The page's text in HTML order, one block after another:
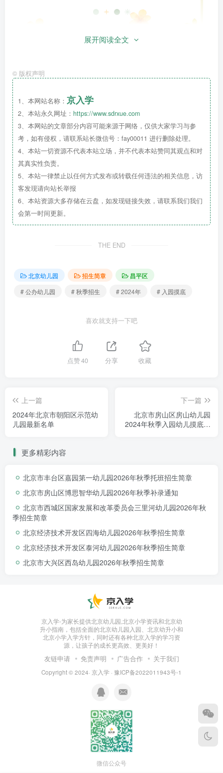
楼道环境
展开阅读全文
© 版权声明
1、本网站名称： 京入学
2、本站永久网址： https://www.sdrxue.com
3、本网站的文章部分内容可能来源于网络，仅供大家学习与参
考，如有侵权，请联系站长微信号：fay00011 进行删除处理。
4、本站一切资源不代表本站立场，并不代表本站赞同其观点和对
其真实性负责。
5、本站一律禁止以任何方式发布或转载任何违法的相关信息，访
客发现请向站长举报
6、本站资源大多存储在云盘，如发现链接失效，请联系我们我们
会第一时间更新。
THE END
北京幼儿园 招生简章
昌平区
# 公办幼儿园
# 秋季招生 # 2024年 # 入园摸底
喜欢就支持一下吧
点赞40 分享 收藏
上一篇
2024年北京市朝阳区示范幼
儿园最新名单
下一篇
北京市房山区房山幼儿园
2024年秋季入园幼儿摸底调
更多精彩内容
北京市丰台区嘉园第一幼儿园2026年秋季托班招生简章
北京市房山区博思智华幼儿园2026年秋季补录通知
北京市西城区国家发展和改革委员会三里河幼儿园2026年秋
季招生简章
北京经济技术开发区四海幼儿园2026年秋季招生简章
北京经济技术开发区泰河幼儿园2026年秋季招生简章
北京市大兴区西岛幼儿园2026年秋季招生简章
京入学-为家长提供北京幼儿园,北京小学资讯和北京幼
升小指南，包括全面的北京幼儿园入园、北京幼升小和
北京小学入学方针，同时还有各种北京入学的学习资
源，让孩子的成长更高效、更美好！
友链申请 免责声明 广告合作 关于我们
Copyright © 2024· 京入学 · 豫ICP备2022011943号-1
微信公众号